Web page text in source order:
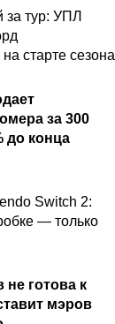
за тур: УПЛ
старте сезона
за 300
до конца
Switch 2:
— только
не готова к
мэров